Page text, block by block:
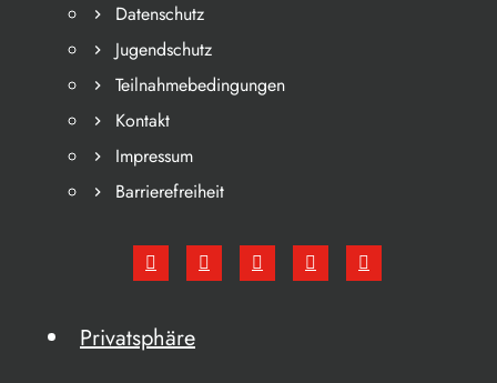
Datenschutz
Jugendschutz
Teilnahmebedingungen
Kontakt
Impressum
Barrierefreiheit
Privatsphäre